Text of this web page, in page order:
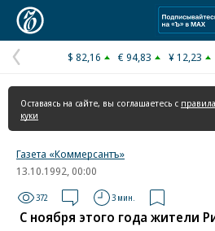
Предыдущая
страница
$ 82,16 € 94,83 ¥ 12,23
Оставаясь на сайте, вы соглашаетесь с
куки
Газета «Коммерсантъ»
13.10.1992, 00:00
372 3 мин.
С ноября этого года жители